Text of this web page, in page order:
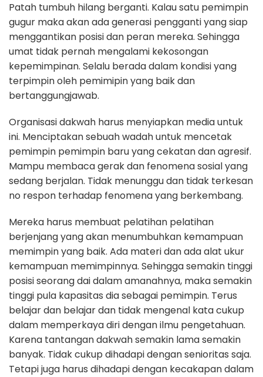
Patah tumbuh hilang berganti. Kalau satu pemimpin
gugur maka akan ada generasi pengganti yang siap
menggantikan posisi dan peran mereka. Sehingga
umat tidak pernah mengalami kekosongan
kepemimpinan. Selalu berada dalam kondisi yang
terpimpin oleh pemimipin yang baik dan
bertanggungjawab.
Organisasi dakwah harus menyiapkan media untuk
ini. Menciptakan sebuah wadah untuk mencetak
pemimpin pemimpin baru yang cekatan dan agresif.
Mampu membaca gerak dan fenomena sosial yang
sedang berjalan. Tidak menunggu dan tidak terkesan
no respon terhadap fenomena yang berkembang.
Mereka harus membuat pelatihan pelatihan
berjenjang yang akan menumbuhkan kemampuan
memimpin yang baik. Ada materi dan ada alat ukur
kemampuan memimpinnya. Sehingga semakin tinggi
posisi seorang dai dalam amanahnya, maka semakin
tinggi pula kapasitas dia sebagai pemimpin. Terus
belajar dan belajar dan tidak mengenal kata cukup
dalam memperkaya diri dengan ilmu pengetahuan.
Karena tantangan dakwah semakin lama semakin
banyak. Tidak cukup dihadapi dengan senioritas saja.
Tetapi juga harus dihadapi dengan kecakapan dalam